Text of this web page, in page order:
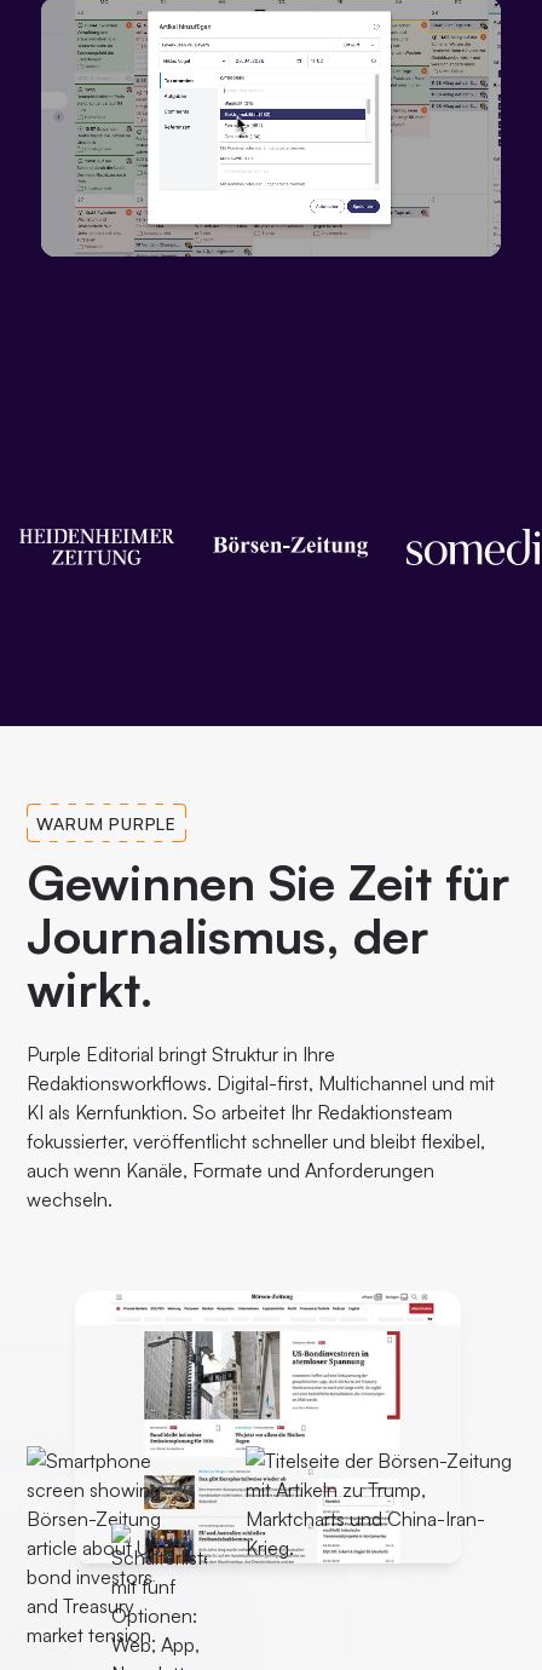
WARUM PURPLE
Gewinnen Sie Zeit für
Journalismus, der
wirkt.
Purple Editorial bringt Struktur in Ihre
Redaktionsworkflows. Digital-first, Multichannel und mit
KI als Kernfunktion. So arbeitet Ihr Redaktionsteam
fokussierter, veröffentlicht schneller und bleibt flexibel,
auch wenn Kanäle, Formate und Anforderungen
wechseln.